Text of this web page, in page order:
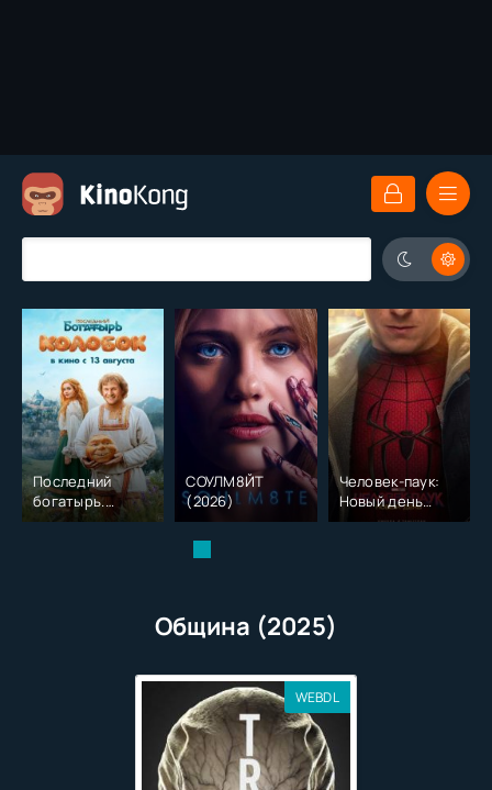
Последний
богатырь.
Колобок (2026)
СОУЛМ8ЙТ
(2026)
Человек-паук:
Новый день
(2026)
Община (2025)
WEBDL